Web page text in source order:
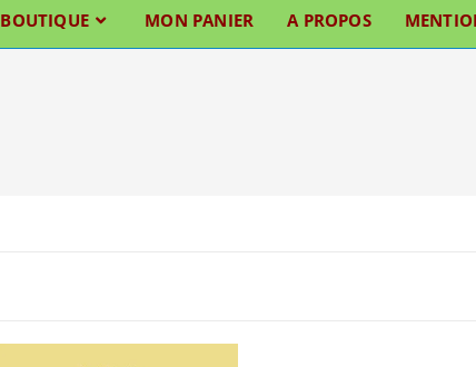
BOUTIQUE MON PANIER A PROPOS